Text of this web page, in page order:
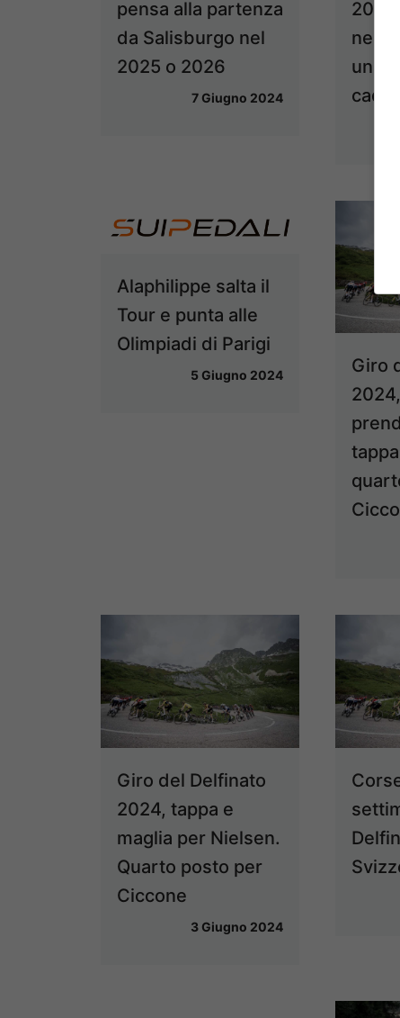
pensa alla partenza
da Salisburgo nel
2025 o 2026
7 Giugno 2024
una
caduta
Alaphilippe salta il
Tour e punta alle
Olimpiadi di Parigi
5 Giugno 2024
Giro
Giro del Delfinato
2024, tappa e
maglia per Nielsen.
Quarto posto per
Ciccone
3 Giugno 2024